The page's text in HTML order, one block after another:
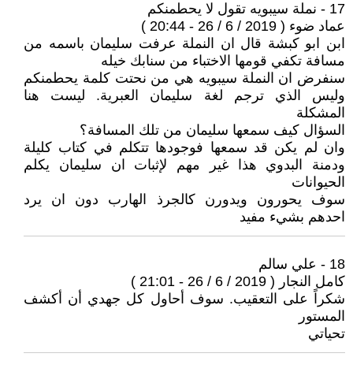
17 - نملة سيبويه تقول لا يحطمنكم
عماد ضوء ( 2019 / 6 / 26 - 20:44 )
ابن ابو كبشة قال ان النملة عرفت سليمان باسمه من
مسافة تكفي قومها الاختباء من سنابك خيله
سنفرض ان النملة سيبويه هي من نحتت كلمة يحطمنكم
وليس الذي ترجم لغة سليمان العبرية. ليست هنا
المشكلة
السؤال كيف سمعها سليمان من تلك المسافة؟
وان لم يكن قد سمعها فوجودها تتكلم في كتاب كليلة
ودمنة البدوي هذا غير مهم لإثبات ان سليمان يكلم
الحيوانات
سوف يحورون ويدورن كالجرذ الهارب دون ان يرد
احدهم بشيء مفيد
18 - علي سالم
كامل النجار ( 2019 / 6 / 26 - 21:01 )
شكراً على التعقيب. سوف أحاول كل جهدي أن أكشف
المستور
تحياتي